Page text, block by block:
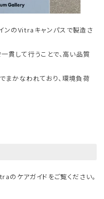
インのVitraキャンパスで製造さ
貫して行うことで、高い品質
まかなわれており、環境負荷
のケアガイドをご覧ください。